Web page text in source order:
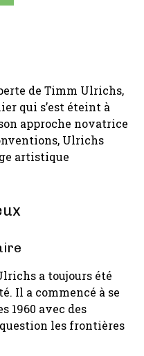
de Timm Ulrichs,
qui s’est éteint à
approche novatrice
Ulrichs
artistique
a toujours été
Il a commencé à se
1960 avec des
les frontières